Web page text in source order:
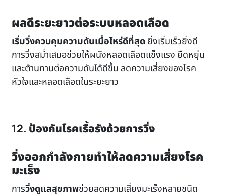
ผลดีระยะยาวต่อระบบหลอดเลือด
เริ่มวิ่งควบคุมความดันเมื่อไหร่ดีที่สุด ยิ่งเริ่มเร็วยิ่งดี
การวิ่งสม่ำเสมอช่วยให้ผนังหลอดเลือดแข็งแรง ยืดหยุ่น
และต้านทานต่อความดันได้ดีขึ้น ลดความเสี่ยงของโรค
หัวใจและหลอดเลือดในระยะยาว
12. ป้องกันโรคเรื้อรังด้วยการวิ่ง
วิ่งออกกำลังกายทำให้ลดความเสี่ยงโรค
มะเร็ง
การวิ่งดูแลสุขภาพช่วยลดความเสี่ยงมะเร็งหลายชนิด